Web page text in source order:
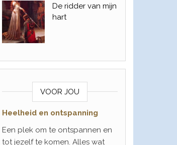
De ridder van mijn
hart
VOOR JOU
Heelheid en ontspanning
Een plek om te ontspannen en
tot jezelf te komen. Alles wat